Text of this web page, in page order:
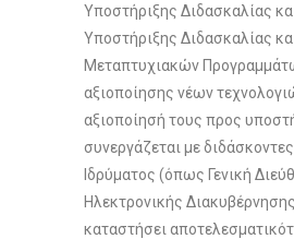
Υποστήριξης Διδασκαλίας
Υποστήριξης Διδασκαλίας
Μεταπτυχιακών
αξιοποίησης νέων
αξιοποίησή τους προς
συνεργάζεται με
Ιδρύματος (όπως Γενική
Ηλεκτρονικής
καταστήσει